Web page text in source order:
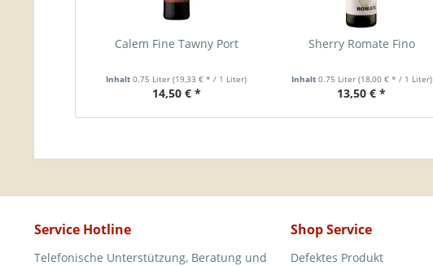
Calem Fine Tawny Port
Inhalt0.75 Liter(19,33 € * / 1 Liter)
14,50 € *
Sherry Romate Fino
Inhalt 0.75 Liter (18,00 € * / 1 Liter)
13,50 € *
Service Hotline
Telefonische Unterstützung, Beratung und
Shop Service
Defektes Produkt